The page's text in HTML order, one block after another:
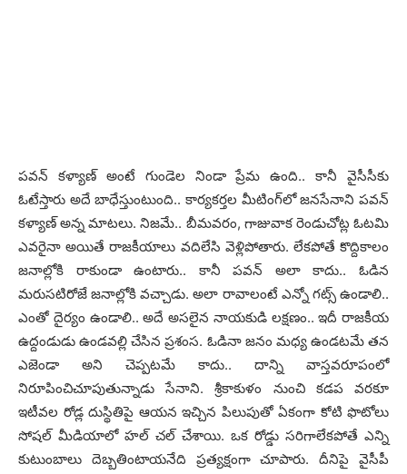
ప‌వ‌న్ క‌ళ్యాణ్ అంటే గుండెల నిండా ప్రేమ ఉంది.. కానీ వైసీసీకు
ఓటేస్తారు అదే బాధేస్తుంటుంది.. కార్య‌క‌ర్త‌ల మీటింగ్‌లో జ‌న‌సేనాని ప‌వ‌న్
క‌ళ్యాణ్ అన్న మాట‌లు. నిజ‌మే.. బీమ‌వ‌రం, గాజువాక రెండుచోట్ల ఓట‌మి
ఎవ‌రైనా అయితే రాజ‌కీయాలు వ‌దిలేసి వెళ్లిపోతారు. లేక‌పోతే కొద్దికాలం
జ‌నాల్లోకి రాకుండా ఉంటారు.. కానీ ప‌వ‌న్ అలా కాదు.. ఓడిన
మ‌రుస‌టిరోజే జ‌నాల్లోకి వ‌చ్చాడు. అలా రావాలంటే ఎన్నో గ‌ట్స్ ఉండాలి..
ఎంతో దైర్యం ఉండాలి.. అదే అస‌లైన నాయ‌కుడి ల‌క్ష‌ణం.. ఇదీ రాజ‌కీయ
ఉద్దండుడు ఉండ‌వ‌ల్లి చేసిన ప్ర‌శంస‌. ఓడినా జ‌నం మ‌ధ్య ఉండ‌ట‌మే త‌న
ఎజెండా అని చెప్ప‌ట‌మే కాదు.. దాన్ని వాస్త‌వ‌రూపంలో
నిరూపించిచూపుతున్నాడు సేనాని. శ్రీకాకుళం నుంచి క‌డప వ‌ర‌కూ
ఇటీవ‌ల రోడ్ల దుస్థితిపై ఆయ‌న ఇచ్చిన పిలుపుతో ఏకంగా కోటి ఫొటోలు
సోష‌ల్ మీడియాలో హ‌ల్ చ‌ల్ చేశాయి. ఒక రోడ్డు స‌రిగాలేక‌పోతే ఎన్ని
కుటుంబాలు దెబ్బ‌తింటాయ‌నేది ప్ర‌త్య‌క్షంగా చూపారు. దీనిపై వైసీపీ